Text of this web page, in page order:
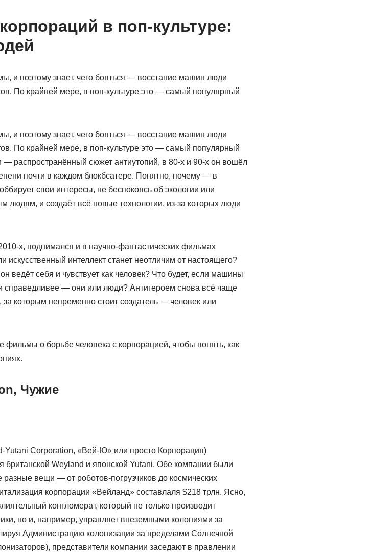
в поп-культуре:
и поэтому знает, чего бояться — восстание машин люди
По крайней мере, в поп-культуре это — самый популярный
и поэтому знает, чего бояться — восстание машин люди
По крайней мере, в поп-культуре это — самый популярный
— распространённый сюжет антиутопий, в 80-х и 90-х он вошёл
почти в каждом блокбсатере. Понятно, почему — в
свои интересы, не беспокоясь об экологии или
людям, и создаёт всё новые технологии, из-за которых люди
х, поднимался и в научно-фантастических фильмах
искусственный интеллект станет неотличим от настоящего?
ведёт себя и чувствует как человек? Что будет, если машины
справедливее — они или люди? Антигероем снова всё чаще
которым непременно стоит создатель — человек или
о борьбе человека с корпорацией, чтобы понять, как
Чужие
Corporation, «Вей-Ю» или просто Корпорация)
британской Weyland и японской Yutani. Обе компании были
вещи — от роботов-погрузчиков до космических
корпорации «Вейланд» составлаля $218 трлн. Ясно,
конгломерат, который не только производит
но и, например, управляет внеземными колониями за
Администрацию колонизации за пределами Солнечной
представители компании заседают в правлении